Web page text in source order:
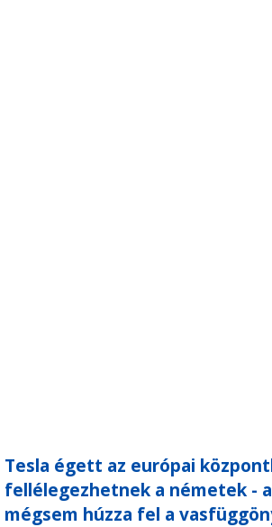
Tesla égett az európai
fellélegezhetnek a németek -
mégsem húzza fel a